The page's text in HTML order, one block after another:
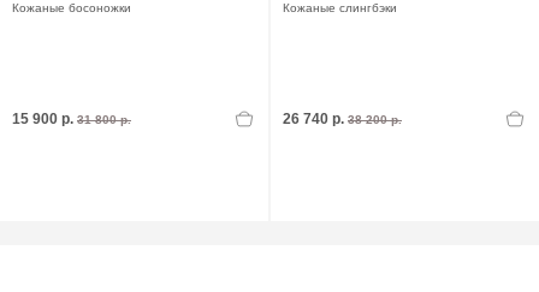
Кожаные босоножки
15 900 р. 31 800 р.
Кожаные слингбэки
26 740 р. 38 200 р.